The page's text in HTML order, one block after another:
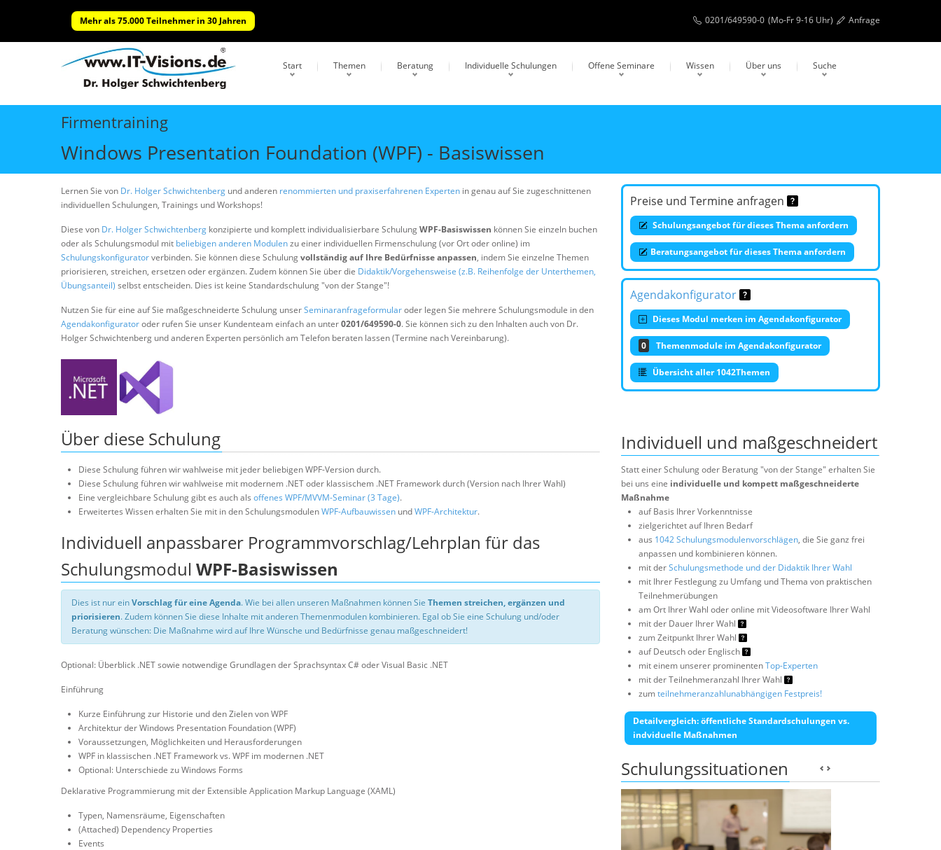
Mehr als 75.000 Teilnehmer in 30 Jahren 0201/649590-0 (Mo-Fr 9-16 Uhr) Anfrage
Start Themen Beratung Individuelle Schulungen Offene Seminare Wissen Über uns Suche
Firmentraining
Windows Presentation Foundation (WPF) - Basiswissen
Lernen Sie von Dr. Holger Schwichtenberg und anderen renommierten und praxiserfahrenen Experten in genau auf Sie zugeschnittenen
individuellen Schulungen, Trainings und Workshops!
Diese von Dr. Holger Schwichtenberg konzipierte und komplett individualisierbare SchulungWPF-Basiswissen können Sie einzeln buchen
oder als Schulungsmodul mit beliebigen anderen Modulenzu einer individuellen Firmenschulung (vor Ort oder online) im
Schulungskonfiguratorverbinden. Sie können diese Schulungvollständig auf Ihre Bedürfnisse anpassen, indem Sie einzelne Themen
priorisieren, streichen, ersetzen oder ergänzen. Zudem können Sie über die Didaktik/Vorgehensweise (z.B. Reihenfolge der Unterthemen,
Übungsanteil) selbst entscheiden. Dies ist keine Standardschulung "von der Stange"!
Nutzen Sie für eine auf Sie maßgeschneiderte Schulung unserSeminaranfrageformularoder legen Sie mehrere Schulungsmodule in den
Agendakonfiguratoroder rufen Sie unser Kundenteam einfach an unter0201/649590-0. Sie können sich zu den Inhalten auch von Dr.
Holger Schwichtenberg und anderen Experten persönlich am Telefon beraten lassen (Termine nach Vereinbarung).
Preise und Termine anfragen
Schulungsangebot für dieses Thema anfordern
Beratungsangebot für dieses Thema anfordern
Agendakonfigurator
Dieses Modul merken im Agendakonfigurator
0 Themenmodule im Agendakonfigurator
Übersicht aller 1042Themen
Über diese Schulung
Diese Schulung führen wir wahlweise mit jeder beliebigen WPF-Version durch.
Diese Schulung führen wir wahlweise mit modernem .NET oder klassischem .NET Framework durch (Version nach Ihrer Wahl)
Eine vergleichbare Schulung gibt es auch als offenes WPF/MVVM-Seminar (3 Tage).
Erweitertes Wissen erhalten Sie mit in den SchulungsmodulenWPF-Aufbauwissen undWPF-Architektur.
Individuell anpassbarer Programmvorschlag/Lehrplan für das
Schulungsmodul WPF-Basiswissen
Dies ist nur einVorschlag für eine Agenda. Wie bei allen unseren Maßnahmen können Sie Themen streichen, ergänzen und
priorisieren. Zudem können Sie diese Inhalte mit anderen Themenmodulen kombinieren. Egal ob Sie eine Schulung und/oder
Beratung wünschen: Die Maßnahme wird auf Ihre Wünsche und Bedürfnisse genau maßgeschneidert!
Optional: Überblick .NET sowie notwendige Grundlagen der Sprachsyntax C# oder Visual Basic .NET
Einführung
Kurze Einführung zur Historie und den Zielen von WPF
Architektur der Windows Presentation Foundation (WPF)
Voraussetzungen, Möglichkeiten und Herausforderungen
WPF in klassischen .NET Framework vs. WPF im modernen .NET
Optional: Unterschiede zu Windows Forms
Deklarative Programmierung mit der Extensible Application Markup Language (XAML)
Typen, Namensräume, Eigenschaften
(Attached) Dependency Properties
Events
Individuell und maßgeschneidert
Statt einer Schulung oder Beratung "von der Stange" erhalten Sie
bei uns eine individuelle und kompett maßgeschneiderte
Maßnahme
auf Basis Ihrer Vorkenntnisse
zielgerichtet auf Ihren Bedarf
aus 1042 Schulungsmodulenvorschlägen, die Sie ganz frei
anpassen und kombinieren können.
mit derSchulungsmethode und der Didaktik Ihrer Wahl
mit Ihrer Festlegung zu Umfang und Thema von praktischen
Teilnehmerübungen
am Ort Ihrer Wahl oder online mit Videosoftware Ihrer Wahl
mit der Dauer Ihrer Wahl
zum Zeitpunkt Ihrer Wahl
auf Deutsch oder Englisch
mit einem unserer prominentenTop-Experten
mit der Teilnehmeranzahl Ihrer Wahl
zumteilnehmeranzahlunabhängigen Festpreis!
Detailvergleich: öffentliche Standardschulungen vs.
indviduelle Maßnahmen
Schulungssituationen